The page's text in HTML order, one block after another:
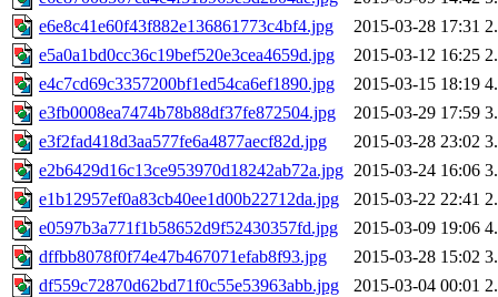
e6e8c41e60f43f882e136861773c4bf4.jpg
2015-03-28 17:31
e5a0a1bd0cc36c19bef520e3cea4659d.jpg
2015-03-12 16:25
e4c7cd69c3357200bf1ed54ca6ef1890.jpg
2015-03-15 18:19
e3fb0008ea7474b78b88df37fe872504.jpg
2015-03-29 17:59
e3f2fad418d3aa577fe6a4877aecf82d.jpg
2015-03-28 23:02
e2b6429d16c13ce953970d18242ab72a.jpg 2015-03-24 16:06
e1b12957ef0a83cb40ee1d00b22712da.jpg
2015-03-22 22:41
e0597b3a771f1b58652d9f52430357fd.jpg
2015-03-09 19:06
dffbb8078f0f74e47b467071efab8f93.jpg
2015-03-28 15:02
df559c72870d62bd71f0c55e53963abb.jpg
2015-03-04 00:01